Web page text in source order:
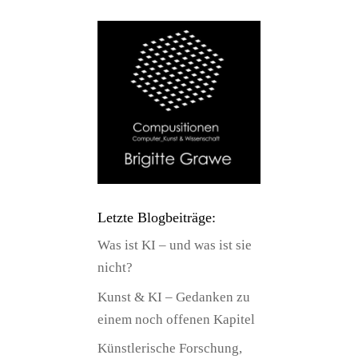
Letzte Blogbeiträge:
Was ist KI – und was ist sie
nicht?
Kunst & KI – Gedanken zu
einem noch offenen Kapitel
Künstlerische Forschung,